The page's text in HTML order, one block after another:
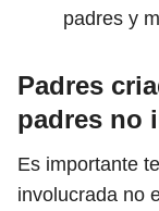
padres y
Padres
padres no
Es importante
involucrada no